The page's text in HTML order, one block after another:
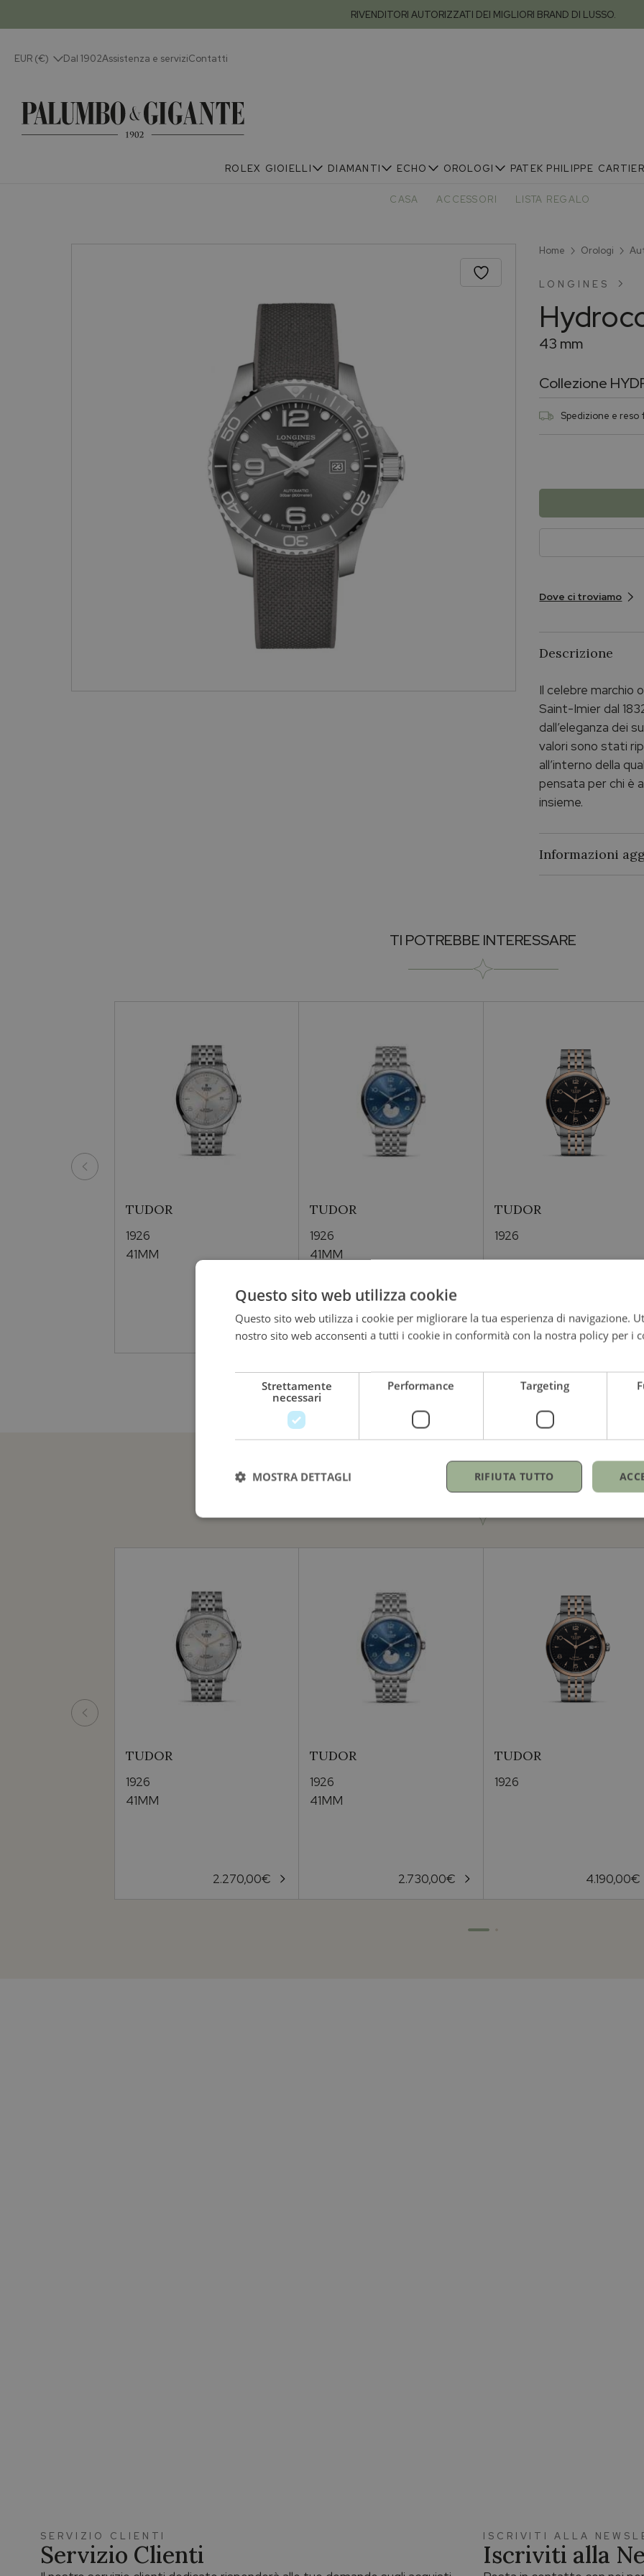
RIVENDITORI AUTORIZZATI DEI MIGLIORI BRAND DI LUSSO.
EUR (€) Dal 1902Assistenza e serviziContatti
ROLEX GIOIELLI DIAMANTI ECHO OROLOGI PATEK PHILIPPE CARTIER
CASA ACCESSORI LISTA REGALO
Home Orologi
LONGINES
43 mm
Collezione
Spedizione e reso
Dove ci troviamo
Descrizione
Il celebre marchio
Saint-Imier dal
dall’eleganza dei
valori sono stati
all’interno della
pensata per chi è
insieme.
Informazioni
Collezione
Occasioni
Genere
Cinturini
TI POTREBBE INTERESSARE
TUDOR
1926
41MM
2.270,00€
TUDOR
1926
41MM
2.730,00€
TUDOR
1926
4.190,00 €
GUARDA ANCHE
TUDOR
1926
41MM
2.270,00€
TUDOR
1926
41MM
2.730,00€
TUDOR
1926
4.190,00€
SERVIZIO CLIENTI
Servizio Clienti
ISCRIVITI ALLA
Iscriviti alla
Questo sito web utilizza cookie
Questo sito web utilizza i cookie per migliorare la tua esperienza di navigazione.
nostro sito web acconsenti a tutti i cookie in conformità con la nostra policy per i
Strettamente
necessari
Performance Targeting
RIFIUTA TUTTO
MOSTRA DETTAGLI